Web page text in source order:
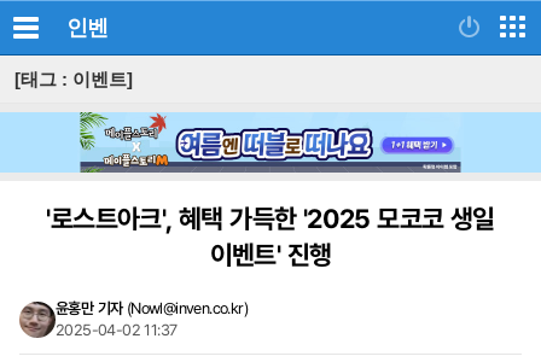
인벤
[태그 : 이벤트]
'로스트아크', 혜택 가득한 '2025 모코코 생일
이벤트' 진행
윤홍만 기자 (Nowl@inven.co.kr)
2025-04-02 11:37